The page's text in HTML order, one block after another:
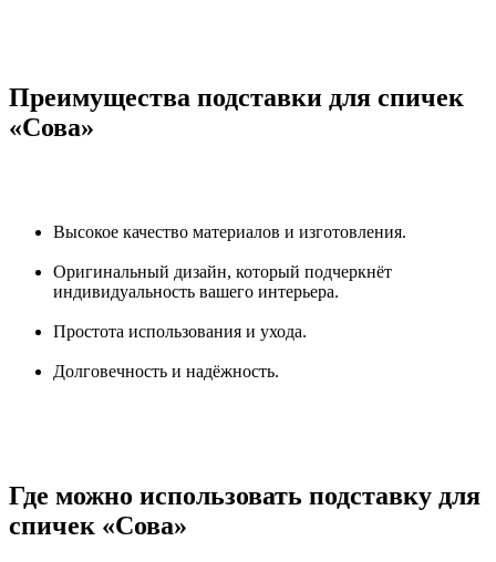
Преимущества подставки для спичек
«Сова»
Высокое качество материалов и изготовления.
Оригинальный дизайн, который подчеркнёт
индивидуальность вашего интерьера.
Простота использования и ухода.
Долговечность и надёжность.
Где можно использовать подставку для
спичек «Сова»